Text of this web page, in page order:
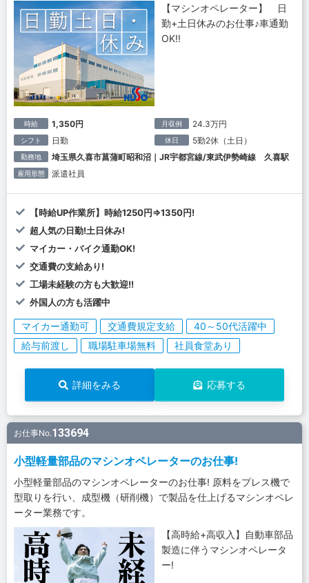
【マシンオペレーター】 日
勤+土日休みのお仕事♪車通勤
OK!!
時給 1,350円 月収例 24.3万円
シフト 日勤 休日 5勤2休（土日）
勤務地 埼玉県久喜市菖蒲町昭和沼｜JR宇都宮線/東武伊勢崎線 久喜駅
雇用形態 派遣社員
【時給UP作業所】時給1250円⇒1350円!
超人気の日勤!土日休み!
マイカー・バイク通勤OK!
交通費の支給あり!
工場未経験の方も大歓迎!!
外国人の方も活躍中
マイカー通勤可 交通費規定支給
40～50代活躍中
給与前渡し
職場駐車場無料 社員食堂あり
詳細をみる 応募する
お仕事No.133694
小型軽量部品のマシンオペレーターのお仕事!
小型軽量部品のマシンオペレーターのお仕事! 原料をプレス機で
型取りを行い、成型機（研削機）で製品を仕上げるマシンオペレ
ーター業務です。
【高時給+高収入】自動車部品
製造に伴うマシンオペレータ
ー!